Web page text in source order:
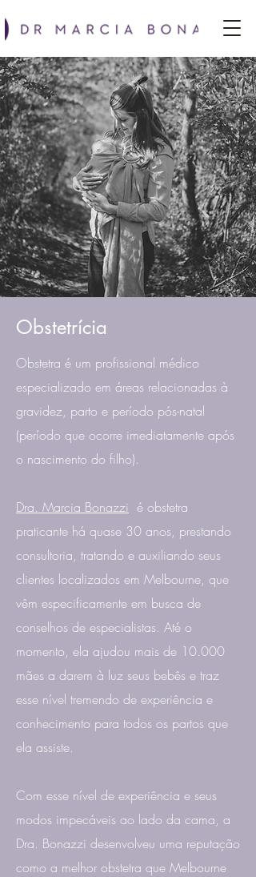
Obstetrícia
Obstetra é um profissional médico
especializado em áreas relacionadas à
gravidez, parto e período pós-natal
(período que ocorre imediatamente após
o nascimento do filho).
Dra. Marcia Bonazzi é obstetra
praticante há quase 30 anos, prestando
consultoria, tratando e auxiliando seus
clientes localizados em Melbourne, que
vêm especificamente em busca de
conselhos de especialistas. Até o
momento, ela ajudou mais de 10.000
mães a darem à luz seus bebês e traz
esse nível tremendo de experiência e
conhecimento para todos os partos que
ela assiste.
Com esse nível de experiência e seus
modos impecáveis ao lado da cama, a
Dra. Bonazzi desenvolveu uma reputação
como a melhor obstetra que Melbourne